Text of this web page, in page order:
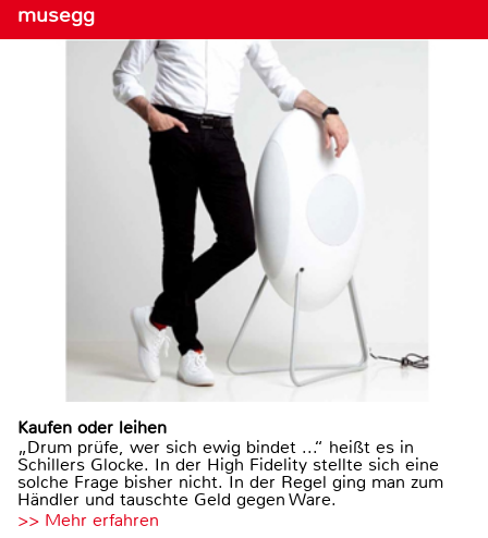
musegg
Kaufen oder leihen
„Drum prüfe, wer sich ewig bindet ...“ heißt es in
Schillers Glocke. In der High Fidelity stellte sich eine
solche Frage bisher nicht. In der Regel ging man zum
Händler und tauschte Geld gegen Ware.
>> Mehr erfahren